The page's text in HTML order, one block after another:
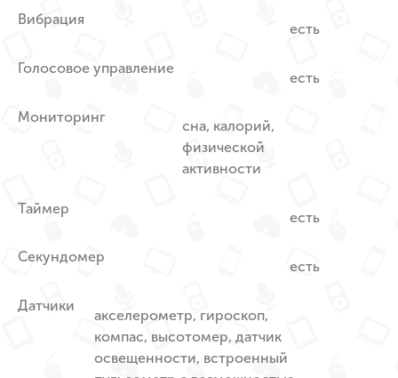
Вибрация
есть
Голосовое управление
есть
Мониторинг
сна, калорий,
физической
активности
Таймер
есть
Секундомер
есть
Датчики
акселерометр, гироскоп,
компас, высотомер, датчик
освещенности, встроенный